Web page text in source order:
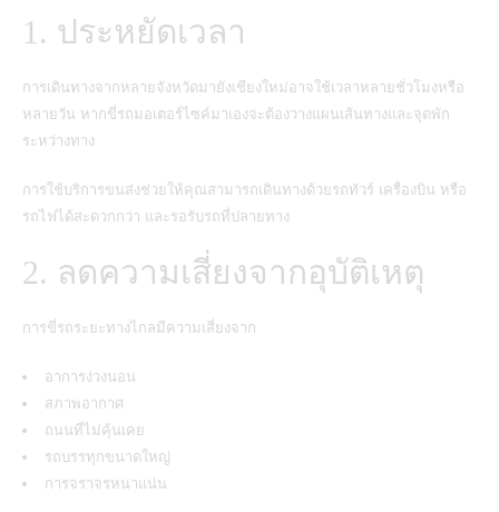
1. ประหยัดเวลา
การเดินทางจากหลายจังหวัดมายังเชียงใหม่อาจใช้เวลาหลายชั่วโมงหรือ
หลายวัน หากขี่รถมอเตอร์ไซค์มาเองจะต้องวางแผนเส้นทางและจุดพัก
ระหว่างทาง
การใช้บริการขนส่งช่วยให้คุณสามารถเดินทางด้วยรถทัวร์ เครื่องบิน หรือ
รถไฟได้สะดวกกว่า และรอรับรถที่ปลายทาง
2. ลดความเสี่ยงจากอุบัติเหตุ
การขี่รถระยะทางไกลมีความเสี่ยงจาก
อาการง่วงนอน
สภาพอากาศ
ถนนที่ไม่คุ้นเคย
รถบรรทุกขนาดใหญ่
การจราจรหนาแน่น